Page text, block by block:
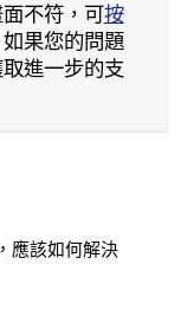
不符，可按
果您的問題
進一步的支
應該如何解決